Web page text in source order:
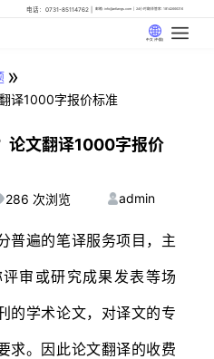
电话：0731-85114762 邮箱: info@artlangs.com 24小时翻译管家: 18142666316
中文 (中国)
»
译1000字报价标准
论文翻译1000字报价
286 次浏览 admin
遍的笔译服务项目，主
审或研究成果发表等场
的学术论文，对译文的专
求。因此论文翻译的收费